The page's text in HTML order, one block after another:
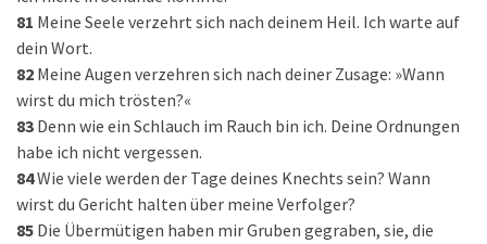
81 Meine Seele verzehrt sich nach deinem Heil. Ich warte auf
dein Wort.
82 Meine Augen verzehren sich nach deiner Zusage: »Wann
wirst du mich trösten?«
83 Denn wie ein Schlauch im Rauch bin ich. Deine Ordnungen
habe ich nicht vergessen.
84Wie viele werden der Tage deines Knechts sein? Wann
wirst du Gericht halten über meine Verfolger?
85 Die Übermütigen haben mir Gruben gegraben, sie, die